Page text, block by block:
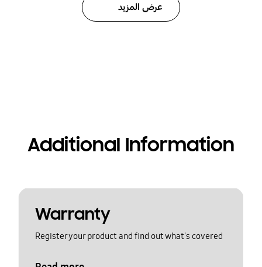
عرض المزيد
Additional Information
Warranty
Register your product and find out what's covered